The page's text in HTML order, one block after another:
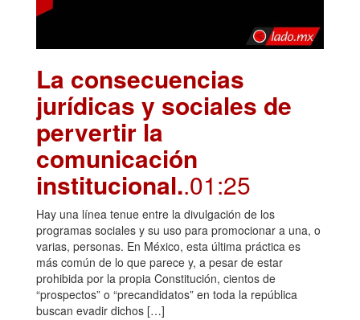
La consecuencias
jurídicas y sociales de
pervertir la
comunicación
institucional..01:25
Hay una línea tenue entre la divulgación de los
programas sociales y su uso para promocionar a una, o
varias, personas. En México, esta última práctica es
más común de lo que parece y, a pesar de estar
prohibida por la propia Constitución, cientos de
“prospectos” o “precandidatos” en toda la república
buscan evadir dichos […]